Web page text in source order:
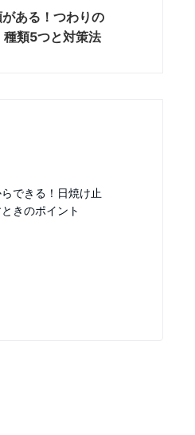
ある！つわりの
種類5つと対策法
できる！日焼け止
きのポイント